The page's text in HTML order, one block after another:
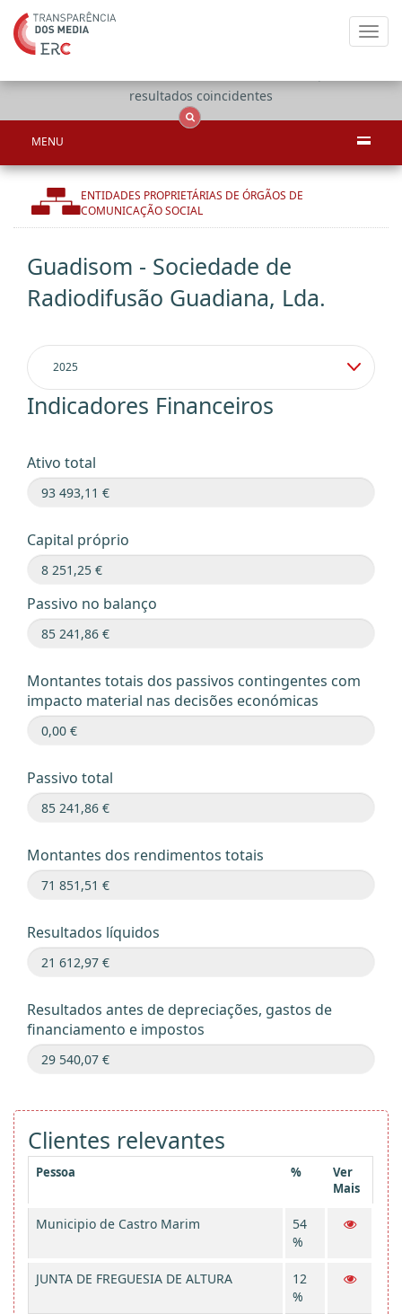
resultados coincidentes
MENU
ENTIDADES PROPRIETÁRIAS DE ÓRGÃOS DE
COMUNICAÇÃO SOCIAL
Guadisom - Sociedade de
Radiodifusão Guadiana, Lda.
Indicadores Financeiros
Ativo total
Capital próprio
Passivo no balanço
Montantes totais dos passivos contingentes com
impacto material nas decisões económicas
Passivo total
Montantes dos rendimentos totais
Resultados líquidos
Resultados antes de depreciações, gastos de
financiamento e impostos
Clientes relevantes
Pessoa %
Ver
Mais
Municipio de Castro Marim
54
%
JUNTA DE FREGUESIA DE ALTURA
12
%